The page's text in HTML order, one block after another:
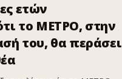
ετών
το ΜΕΤΡΟ, στην
του, θα περάσει